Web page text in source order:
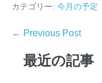
カテゴリー: 今月の予定
← Previous Post
最近の記事